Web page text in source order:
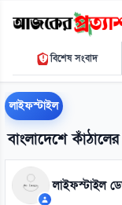
শনিবার, ০৮ আগস্ট
০৫:৫২:০৮ এ.এম.
THE
বিশেষ সংবাদ
লাইফস্টাইল
বাংলাদেশে
লাইফস্টাইল